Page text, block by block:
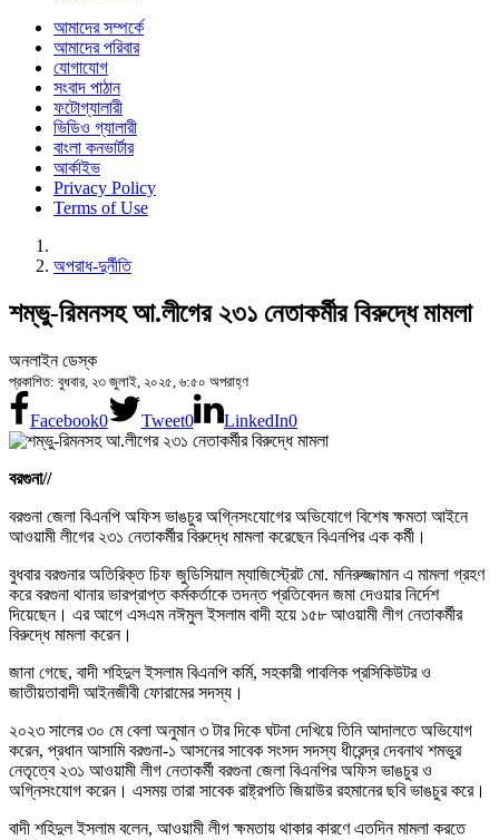
আমাদের সম্পর্কে
আমাদের পরিবার
যোগাযোগ
সংবাদ পাঠান
ফটোগ্যালারী
ভিডিও গ্যালারী
বাংলা কনভার্টার
আর্কাইভ
Privacy Policy
Terms of Use
অপরাধ-দুর্নীতি
শম্ভু-রিমনসহ আ.লীগের ২৩১ নেতাকর্মীর বিরুদ্ধে মামলা
অনলাইন ডেস্ক
প্রকাশিত: বুধবার, ২৩ জুলাই, ২০২৫, ৬:৫০ অপরাহ্ণ
Facebook0 Tweet0 LinkedIn0
বরগুনা//
বরগুনা জেলা বিএনপি অফিস ভাঙচুর অগ্নিসংযোগের অভিযোগে বিশেষ ক্ষমতা আইনে
আওয়ামী লীগের ২৩১ নেতাকর্মীর বিরুদ্ধে মামলা করেছেন বিএনপির এক কর্মী।
বুধবার বরগুনার অতিরিক্ত চিফ জুডিসিয়াল ম্যাজিস্ট্রেট মো. মনিরুজ্জামান এ মামলা গ্রহণ
করে বরগুনা থানার ভারপ্রাপ্ত কর্মকর্তাকে তদন্ত প্রতিবেদন জমা দেওয়ার নির্দেশ
দিয়েছেন। এর আগে এসএম নঈমুল ইসলাম বাদী হয়ে ১৫৮ আওয়ামী লীগ নেতাকর্মীর
বিরুদ্ধে মামলা করেন।
জানা গেছে, বাদী শহিদুল ইসলাম বিএনপি কর্মি, সহকারী পাবলিক প্রসিকিউটর ও
জাতীয়তাবাদী আইনজীবী ফোরামের সদস্য।
২০২৩ সালের ৩০ মে বেলা অনুমান ৩ টার দিকে ঘটনা দেখিয়ে তিনি আদালতে অভিযোগ
করেন, প্রধান আসামি বরগুনা-১ আসনের সাবেক সংসদ সদস্য ধীরেন্দ্র দেবনাথ শমভুর
নেতৃত্বে ২৩১ আওয়ামী লীগ নেতাকর্মী বরগুনা জেলা বিএনপির অফিস ভাঙচুর ও
অগ্নিসংযোগ করেন। এসময় তারা সাবেক রাষ্ট্রপতি জিয়াউর রহমানের ছবি ভাঙচুর করে।
বাদী শহিদুল ইসলাম বলেন, আওয়ামী লীগ ক্ষমতায় থাকার কারণে এতদিন মামলা করতে